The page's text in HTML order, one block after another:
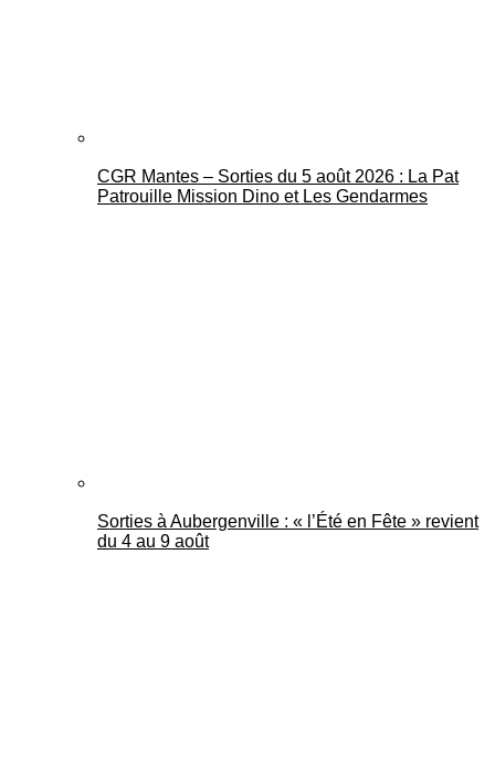
CGR Mantes – Sorties du 5 août 2026 : La Pat
Patrouille Mission Dino et Les Gendarmes
Sorties à Aubergenville : « l’Été en Fête » revient
du 4 au 9 août